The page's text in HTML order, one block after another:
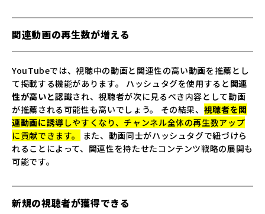
関連動画の再生数が増える
YouTubeでは、視聴中の動画と関連性の高い動画を推薦とし
て掲載する機能があります。 ハッシュタグを使用すると 関連
性が高いと認識され、視聴者が次に見るべき内容として動画
が推薦される可能性も高いでしょう。 その結果、 視聴者を関
連動画に誘導 しやすくなり、チャンネル全体の再生数アップ
に貢献できます。
また、動画同士がハッシュタグで紐づけら
れることによって、関連性を持たせたコンテンツ戦略の展開も
可能です。
新規の視聴者が獲得できる